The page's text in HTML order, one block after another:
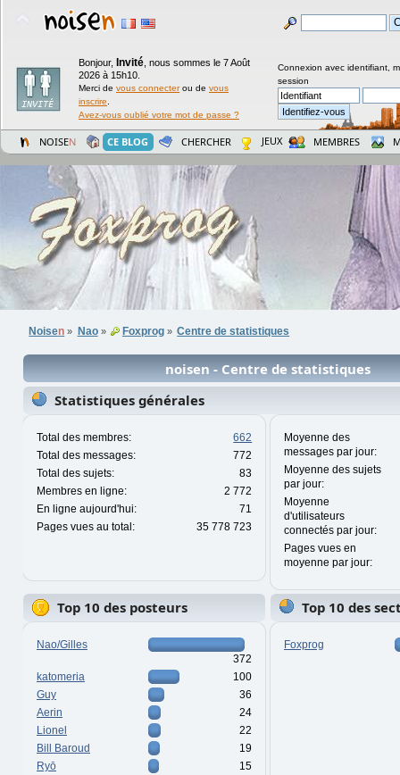
Bonjour, Invité nous sommes le 7 Août
2026 à 15h10.
Merci de vous connecterou de vous
inscrire
Avez-vous oublié votre mot de passe ?
Connexion avec identifiant,
session
NOISEN CE BLOG CHERCHER JEUX MEMBRES
Noisen » Nao» Foxprog» Centre de statistiques
noisen - Centre de statistiques
Statistiques générales
Total des membres:
662
Total des messages:
772
Total des sujets:
83
Membres en ligne:
2 772
En ligne aujourd'hui:
71
Pages vues au total:
35 778 723
Moyenne des
messages par jour:
Moyenne des sujets
par jour:
Moyenne
d'utilisateurs
connectés par jour:
Pages vues en
moyenne par jour:
Top 10 des posteurs
Nao/Gilles
372
katomeria
100
Guy
36
Aerin
24
Lionel
22
Bill Baroud
19
Ryō
15
Top 10 des
Foxprog